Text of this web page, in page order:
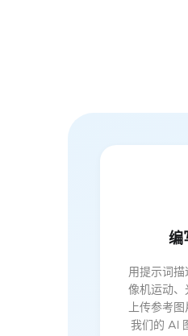
编
用提示词
像机运动、
上传参考
我们的 AI